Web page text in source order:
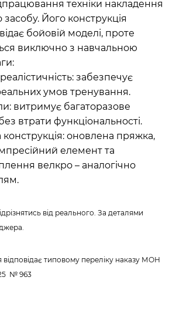
техніки накладення
Його конструкція
бойовій моделі, проте
виключно з навчальною
забезпечує
умов тренування.
витримує багаторазове
втрати функціональності.
конструкція: оновлена пряжка,
елемент та
велкро – аналогічно
від реального. За деталями
типовому переліку наказу МОН
№ 963